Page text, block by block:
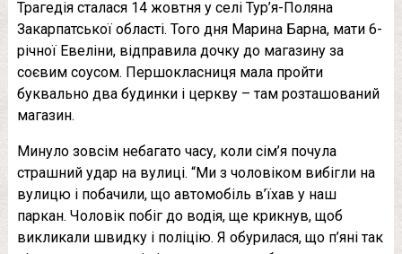
Трагедія сталася 14 жовтня у селі Тур’я-Поляна
Закарпатської області. Того дня Марина Барна, мати 6-
річної Евеліни, відправила дочку до магазину за
соєвим соусом. Першокласниця мала пройти
буквально два будинки і церкву – там розташований
магазин.
Минуло зовсім небагато часу, коли сім’я почула
страшний удар на вулиці. “Ми з чоловіком вибігли на
вулицю і побачили, що автомобіль в’їхав у наш
паркан. Чоловік побіг до водія, ще крикнув, щоб
викликали швидку і поліцію. Я обурилася, що п’яні так